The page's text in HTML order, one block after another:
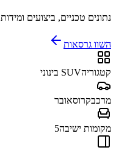
נתונים טכניים, ביצועים ומידות
השוו גרסאות
קטגוריהSUV בינוני
מרכבקרוסאובר
מקומות ישיבה5